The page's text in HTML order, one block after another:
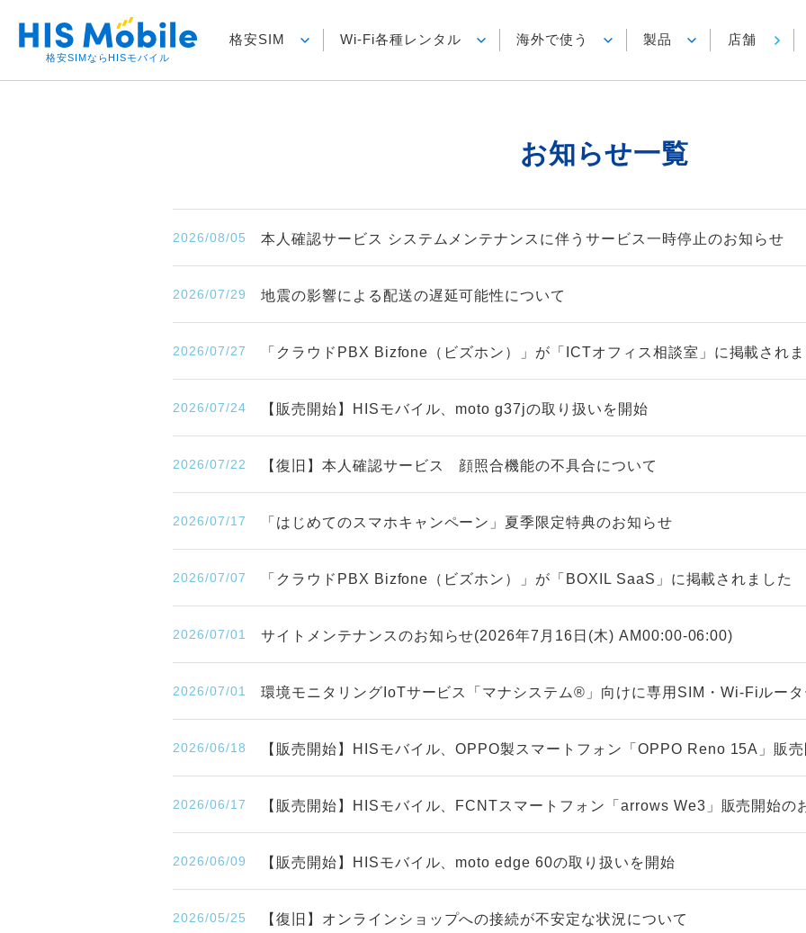
格安SIMならHISモバイル
格安SIM Wi-Fi各種レンタル 海外で使う 製品 店舗
お知らせ一覧
2026/08/05 本人確認サービス システムメンテナンスに伴うサービス一時停止のお知らせ
2026/07/29 地震の影響による配送の遅延可能性について
2026/07/27 「クラウドPBX Bizfone（ビズホン）」が「ICTオフィス相談室」に掲載され
2026/07/24 【販売開始】HISモバイル、moto g37jの取り扱いを開始
2026/07/22 【復旧】本人確認サービス 顔照合機能の不具合について
2026/07/17 「はじめてのスマホキャンペーン」夏季限定特典のお知らせ
2026/07/07 「クラウドPBX Bizfone（ビズホン）」が「BOXIL SaaS」に掲載されました
2026/07/01 サイトメンテナンスのお知らせ(2026年7月16日(木) AM00:00-06:00)
2026/07/01 環境モニタリングIoTサービス「マナシステム®」向けに専用SIM・Wi-Fiルー
2026/06/18 【販売開始】HISモバイル、OPPO製スマートフォン「OPPO Reno 15A」販
2026/06/17 【販売開始】HISモバイル、FCNTスマートフォン「arrows We3」販売開始の
2026/06/09 【販売開始】HISモバイル、moto edge 60の取り扱いを開始
2026/05/25 【復旧】オンラインショップへの接続が不安定な状況について